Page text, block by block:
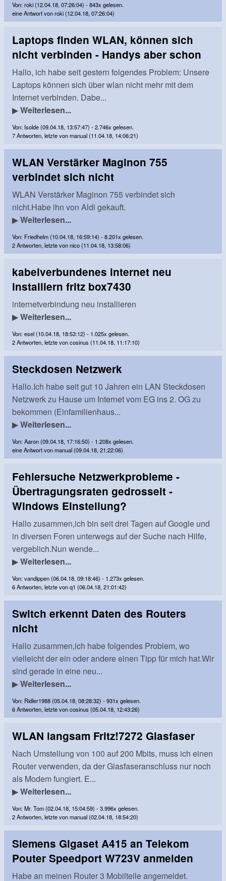
Von: roki (12.04.18, 07:26:04) - 843x gelesen.
eine Antwort von roki (12.04.18, 07:26:04)
Laptops finden WLAN, können sich
nicht verbinden - Handys aber schon
Hallo, ich habe seit gestern folgendes Problem: Unsere
Laptops können sich über wlan nicht mehr mit dem
Internet verbinden. Dabe...
▶Weiterlesen...
Von: Isolde (09.04.18, 13:57:47) - 2.746x gelesen.
7 Antworten, letzte von manual (11.04.18, 14:06:21)
WLAN Verstärker Maginon 755
verbindet sich nicht
WLAN Verstärker Maginon 755 verbindet sich
nicht.Habe ihn von Aldi gekauft.
▶Weiterlesen...
Von: Friedhelm (10.04.18, 16:59:14) - 8.201x gelesen.
2 Antworten, letzte von nico (11.04.18, 13:58:06)
kabelverbundenes internet neu
installiern fritz box7430
internetverbindung neu installieren
▶Weiterlesen...
Von: esel (10.04.18, 18:53:12) - 1.025x gelesen.
2 Antworten, letzte von cosinus (11.04.18, 11:17:10)
Steckdosen Netzwerk
Hallo.Ich habe seit gut 10 Jahren ein LAN Steckdosen
Netzwerk zu Hause um Internet vom EG ins 2. OG zu
bekommen (Einfamilienhaus...
▶Weiterlesen...
Von: Aaron (09.04.18, 17:16:50) - 1.208x gelesen.
eine Antwort von manual (09.04.18, 21:22:06)
Fehlersuche Netzwerkprobleme -
Übertragungsraten gedrosselt -
Windows Einstellung?
Hallo zusammen,ich bin seit drei Tagen auf Google und
in diversen Foren unterwegs auf der Suche nach Hilfe,
vergeblich.Nun wende...
▶Weiterlesen...
Von: vandippen (06.04.18, 09:18:46) - 1.273x gelesen.
6 Antworten, letzte von q1 (06.04.18, 21:01:42)
Switch erkennt Daten des Routers
nicht
Hallo zusammen,ich habe folgendes Problem, wo
vielleicht der ein oder andere einen Tipp für mich hat.Wir
sind gerade in eine neu...
▶Weiterlesen...
Von: Ridler1988 (05.04.18, 08:28:32) - 931x gelesen.
6 Antworten, letzte von cosinus (05.04.18, 12:43:26)
WLAN langsam Fritz!7272 Glasfaser
Nach Umstellung von 100 auf 200 Mbits, muss ich einen
Router verwenden, da der Glasfaseranschluss nur noch
als Modem fungiert. E...
▶Weiterlesen...
Von: Mr. Tom (02.04.18, 15:04:59) - 3.996x gelesen.
2 Antworten, letzte von manual (02.04.18, 18:54:20)
Siemens Gigaset A415 an Telekom
Pouter Speedport W723V anmelden
Habe an meinen Router 3 Mobilteile angemeldet.